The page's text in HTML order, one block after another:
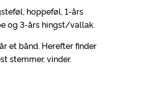
hoppeføl, 1-års
og 3-års hingst/vallak.
et bånd. Herefter finder
stemmer, vinder.